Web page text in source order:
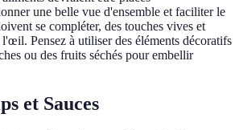
une belle vue d'ensemble et faciliter le
se compléter, des touches vives et
l'œil. Pensez à utiliser des éléments décoratifs
ou des fruits séchés pour embellir
et Sauces